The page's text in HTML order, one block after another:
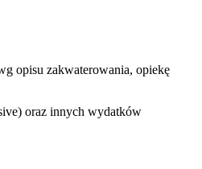
opisu zakwaterowania, opiekę
oraz innych wydatków